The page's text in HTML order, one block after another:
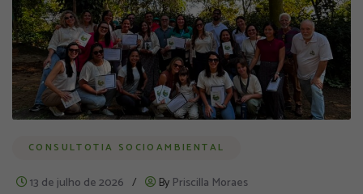
CONSULTOTIA SOCIOAMBIENTAL
13 de julho de 2026 / By Priscilla Moraes